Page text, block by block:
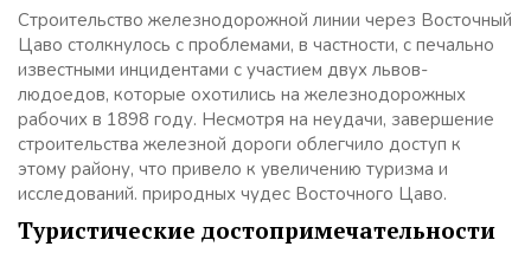
Строительство железнодорожной линии через Восточный
Цаво столкнулось с проблемами, в частности, с печально
известными инцидентами с участием двух львов-
людоедов, которые охотились на железнодорожных
рабочих в 1898 году. Несмотря на неудачи, завершение
строительства железной дороги облегчило доступ к
этому району, что привело к увеличению туризма и
исследований. природных чудес Восточного Цаво.
Туристические достопримечательности